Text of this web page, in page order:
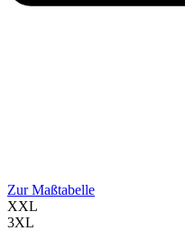
Zur Maßtabelle
XXL
3XL